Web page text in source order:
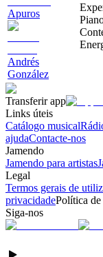
Apuros
Andrés
González
Transferir app
Links úteis
Catálogo musical
ajudaContacte-nos
Jamendo
Jamendo para artistas
Legal
Termos gerais de
privacidadePolítica
Siga-nos